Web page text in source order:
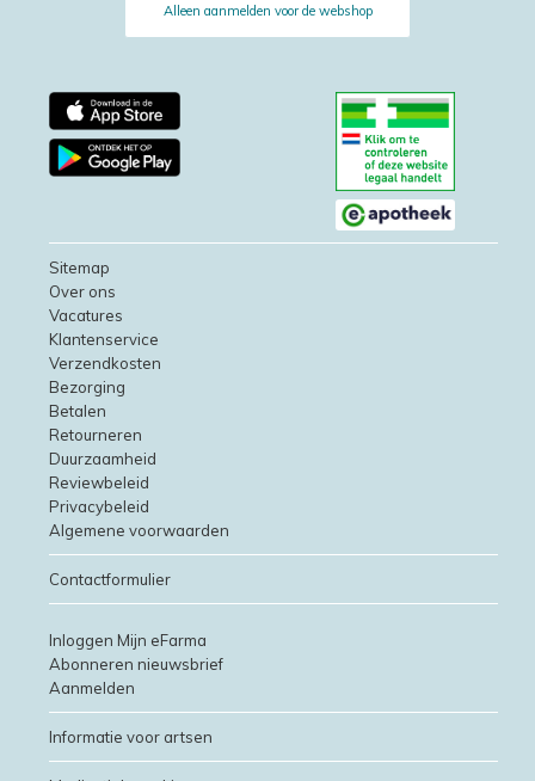
Alleen aanmelden voor de webshop
Sitemap
Over ons
Vacatures
Klantenservice
Verzendkosten
Bezorging
Betalen
Retourneren
Duurzaamheid
Reviewbeleid
Privacybeleid
Algemene voorwaarden
Contactformulier
Inloggen Mijn eFarma
Abonneren nieuwsbrief
Aanmelden
Informatie voor artsen